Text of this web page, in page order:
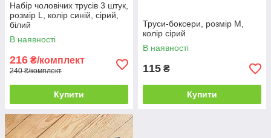
Набір чоловічих трусів 3 штук,
розмір L, колір синій, сірий,
білий
В наявності
216 ₴/комплект
240 ₴/комплект
Купити
Труси-боксери, розмір M,
колір сірий
В наявності
115 ₴
Купити